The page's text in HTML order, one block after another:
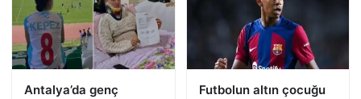
Antalya’da genç
Futbolun altın çocuğu